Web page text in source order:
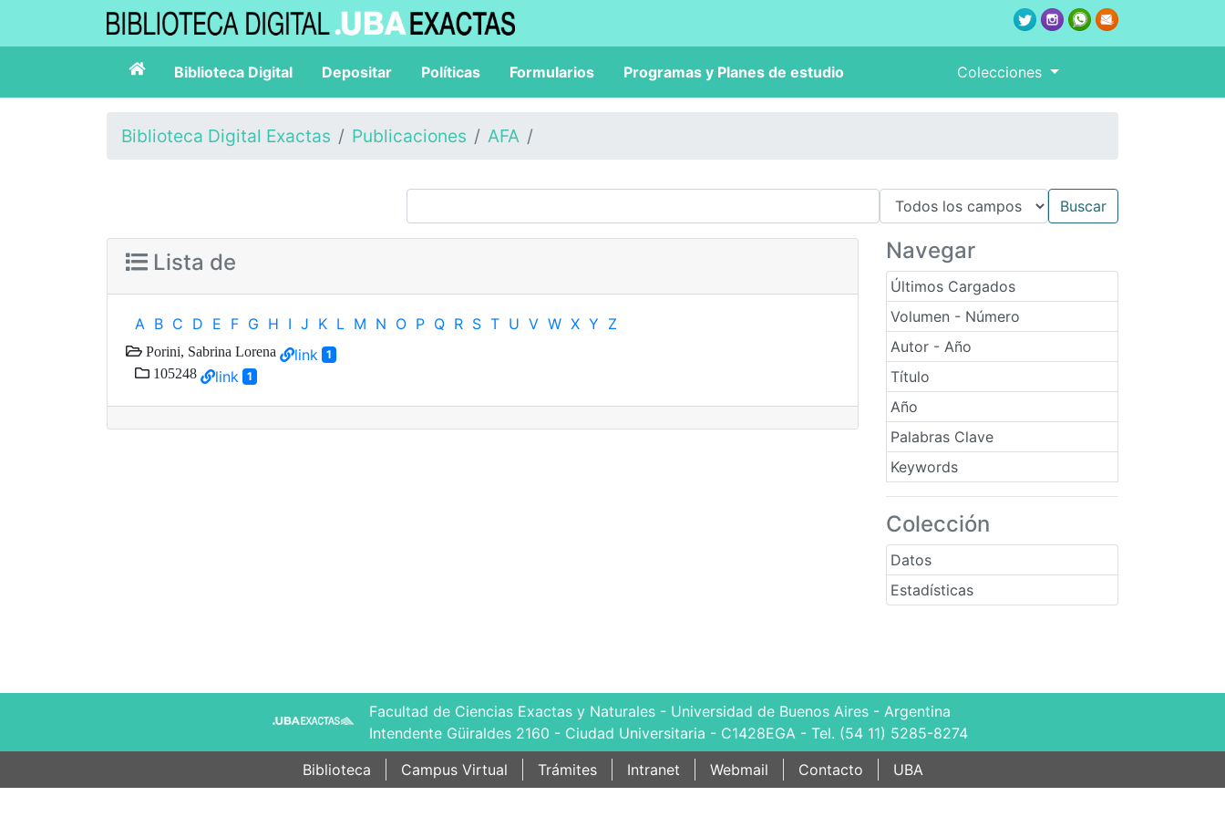
Biblioteca Digital Depositar Políticas Formularios Programas y Planes de estudio Colecciones
Biblioteca Digital Exactas Publicaciones AFA
Navegar
Últimos Cargados
Volumen - Número
Autor - Año
Título
Año
Palabras Clave
Keywords
Colección
Datos
Estadísticas
Lista de
A B C D E F G H I J K L M N O P Q R S T U V W X Y Z
Porini, Sabrina Lorena link 1
105248 link 1
Facultad de Ciencias Exactas y Naturales - Universidad de Buenos Aires - Argentina
Intendente Güiraldes 2160 - Ciudad Universitaria - C1428EGA - Tel. (54 11) 5285-8274
Biblioteca
Campus Virtual Trámites Intranet Webmail Contacto UBA